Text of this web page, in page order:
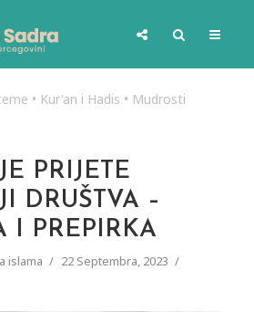
• Kur'an i Hadis • Mudrosti
PRIJETE
DRUŠTVA –
I PREPIRKA
islama
22 Septembra, 2023